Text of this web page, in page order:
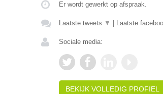
Er wordt gewerkt op afspraak.
Laatste tweets ▼ Laatste
Sociale media:
BEKIJK VOLLEDIG PROFIEL